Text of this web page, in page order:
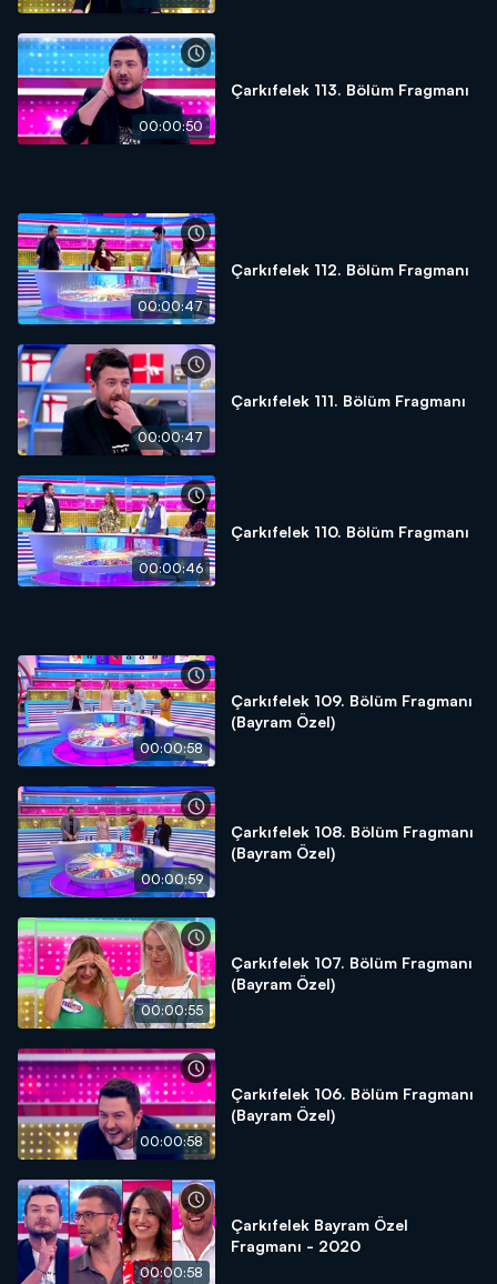
00:00:50
Çarkıfelek 113. Bölüm Fragmanı
00:00:47
Çarkıfelek 112. Bölüm Fragmanı
00:00:47
Çarkıfelek 111. Bölüm Fragmanı
00:00:46
Çarkıfelek 110. Bölüm Fragmanı
00:00:58
Çarkıfelek 109. Bölüm Fragmanı
(Bayram Özel)
00:00:59
Çarkıfelek 108. Bölüm Fragmanı
(Bayram Özel)
00:00:55
Çarkıfelek 107. Bölüm Fragmanı
(Bayram Özel)
00:00:58
Çarkıfelek 106. Bölüm Fragmanı
(Bayram Özel)
00:00:58
Çarkıfelek Bayram Özel
Fragmanı - 2020